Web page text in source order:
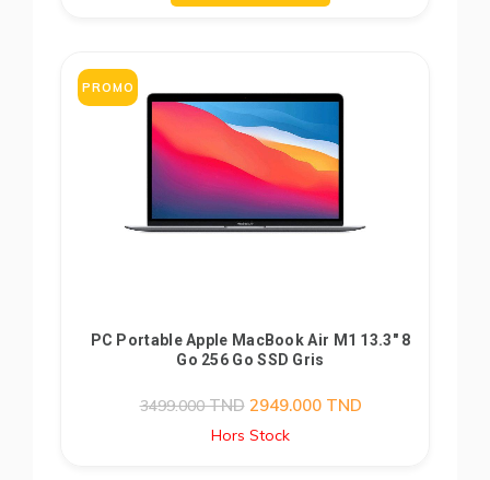
PROMO
PC Portable Apple MacBook Air M1 13.3" 8
Go 256 Go SSD Gris
3499.000TND 2949.000TND
Hors Stock